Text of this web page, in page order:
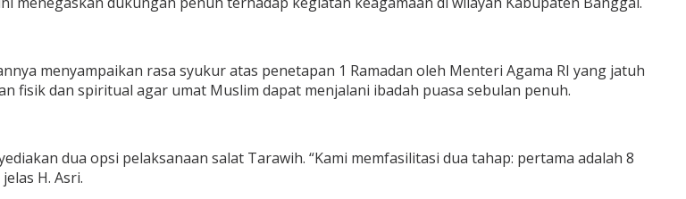
menyampaikan rasa syukur atas penetapan 1 Ramadan oleh Menteri Agama RI yang jatuh
fisik dan spiritual agar umat Muslim dapat menjalani ibadah puasa sebulan penuh.
dua opsi pelaksanaan salat Tarawih. “Kami memfasilitasi dua tahap: pertama adalah 8
H. Asri.